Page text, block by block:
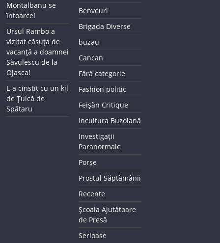
Montalbanu se
întoarce!
Ursul Rambo a
vizitat căsuța de
vacanță a doamnei
Săvulescu de la
Ojasca!
L-a cinstit cu un kil
de Țuică de
Spătaru
Benveuri
Brigada Diverse
buzau
Cancan
Fără categorie
Fashion politic
Feișăn Critique
Incultura Buzoiană
Investigații
Paranormale
Porșe
Prostul Săptămânii
Recente
Școala Ajutătoare
de Presă
Serioase